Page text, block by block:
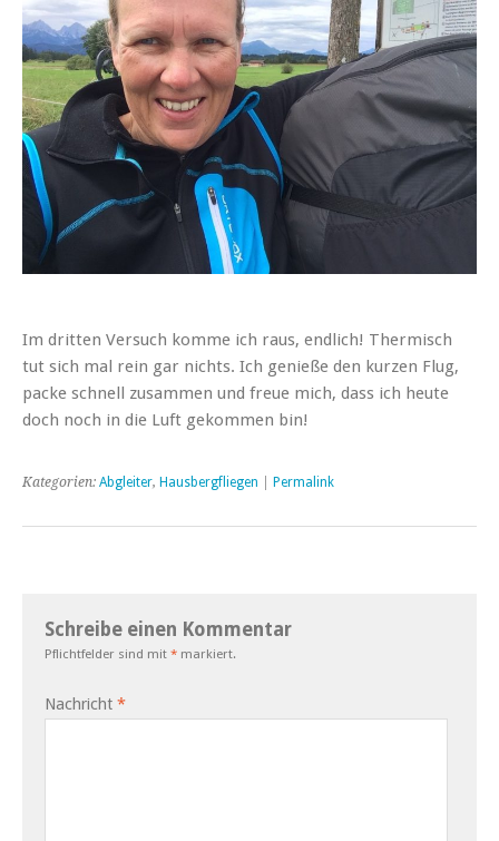
Im dritten Versuch komme ich raus, endlich! Thermisch
tut sich mal rein gar nichts. Ich genieße den kurzen Flug,
packe schnell zusammen und freue mich, dass ich heute
doch noch in die Luft gekommen bin!
Kategorien: Abgleiter, Hausbergfliegen Permalink
Schreibe einen Kommentar
Pflichtfelder sind mit * markiert.
Nachricht *